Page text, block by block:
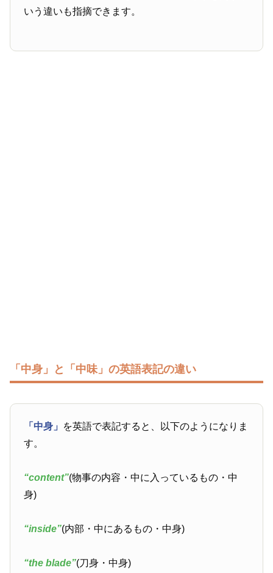
いう違いも指摘できます。
「中身」と「中味」の英語表記の違い
「中身」 を英語で表記すると、以下のようになりま
す。
“content”(物事の内容・中に入っているもの・中
身)
“inside”(内部・中にあるもの・中身)
“the blade”(刀身・中身)